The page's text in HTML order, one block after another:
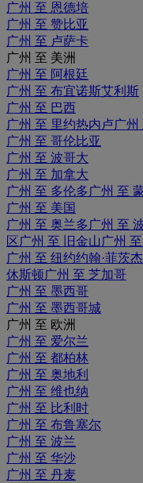
广州 至 恩德培
广州 至 赞比亚
广州 至 卢萨卡
广州 至 美洲
广州 至 阿根廷
广州 至 布宜诺斯艾利斯
广州 至 巴西
广州 至 里约热内卢广州
广州 至 哥伦比亚
广州 至 波哥大
广州 至 加拿大
广州 至 多伦多 广州 至
广州 至 美国
广州 至 奥兰多 广州 至
区广州 至 旧金山 广州
广州 至 纽约约翰·菲茨
休斯顿广州 至 芝加哥
广州 至 墨西哥
广州 至 墨西哥城
广州 至 欧洲
广州 至 爱尔兰
广州 至 都柏林
广州 至 奥地利
广州 至 维也纳
广州 至 比利时
广州 至 布鲁塞尔
广州 至 波兰
广州 至 华沙
广州 至 丹麦